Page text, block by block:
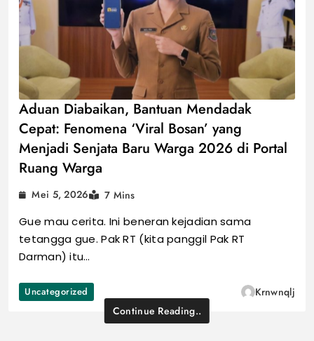
Aduan Diabaikan, Bantuan Mendadak
Cepat: Fenomena ‘Viral Bosan’ yang
Menjadi Senjata Baru Warga 2026 di Portal
Ruang Warga
Mei 5, 2026 7 Mins
Gue mau cerita. Ini beneran kejadian sama
tetangga gue. Pak RT (kita panggil Pak RT
Darman) itu…
Uncategorized
Krnwnqlj
Continue Reading..